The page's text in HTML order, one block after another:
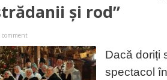
și rod”
comment
Dacă doriți
spectacol